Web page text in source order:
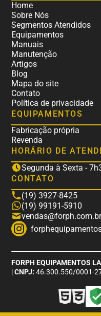
Home
Sobre Nós
Segmentos Atendidos
Equipamentos
Manuais
Manutenção
Artigos
Blog
Mapa do site
Contato
Política de privacidade
EQUIPAMENTOS
Fabricação própria
Revenda
HORÁRIO DE
Segunda à Sexta -
CONTATO
(19) 3927-8425
(19) 99191-5910
FORPH EQUIPAMENTOS
|CNPJ: 46.300.550/0001-